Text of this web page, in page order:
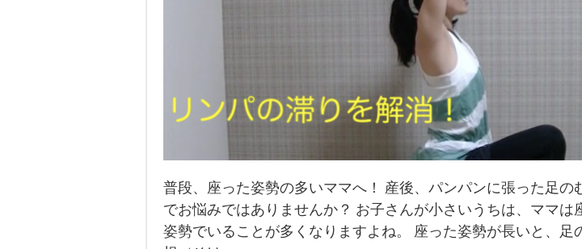
普段、座った姿勢の多いママへ！ 産後、パンパンに張った足の
でお悩みではありませんか？ お子さんが小さいうちは、ママは
姿勢でいることが多くなりますよね。 座った姿勢が長いと、足